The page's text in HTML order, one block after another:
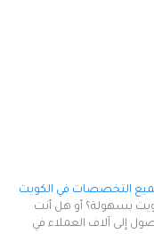
التخصصات في الكويت
بسهولة؟ أو هل أنت
إلى آلاف العملاء في